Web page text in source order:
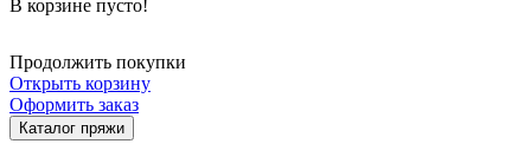
В корзине пусто!
Продолжить покупки
Открыть корзину
Оформить заказ
Каталог пряжи